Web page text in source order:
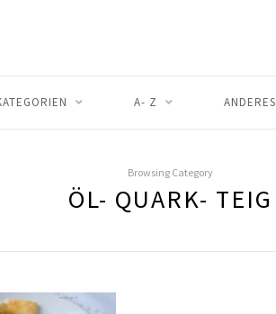
A- Z ANDERES
Browsing Category
ÖL- QUARK- TEIG